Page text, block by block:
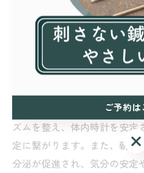
女性の自律神経を整える日
季節の変わり目は、寒暖差や
経が乱れやすく、特に女性は
す。まず、毎日同じ時間に起
ズムを整え、体内時計を安
定に繋がります。また、朝日
分泌が促進され、気分の安定
ご予約は
ご予約は